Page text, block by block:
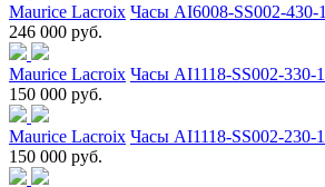
Maurice Lacroix Часы AI6008-SS002-430-1
246 000 руб.
Maurice Lacroix Часы AI1118-SS002-330-1
150 000 руб.
Maurice Lacroix Часы AI1118-SS002-230-1
150 000 руб.